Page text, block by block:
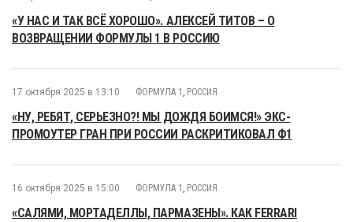
«У НАС И ТАК ВСЁ ХОРОШО». АЛЕКСЕЙ ТИТОВ – О
ВОЗВРАЩЕНИИ ФОРМУЛЫ 1 В РОССИЮ
17 октября 2025 в 13:10 ФОРМУЛА 1 , РОССИЯ
«НУ, РЕБЯТ, СЕРЬЕЗНО?! МЫ ДОЖДЯ БОИМСЯ!» ЭКС-
ПРОМОУТЕР ГРАН ПРИ РОССИИ РАСКРИТИКОВАЛ Ф1
16 октября 2025 в 15:00 ФОРМУЛА 1 , РОССИЯ
«CАЛЯМИ, МОРТАДЕЛЛЫ, ПАРМАЗЕНЫ». КАК FERRARI